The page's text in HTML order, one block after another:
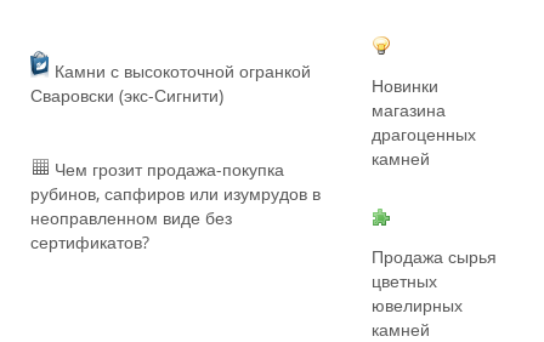
Камни с высокоточной огранкой
Сваровски (экс-Сигнити)
Чем грозит продажа-покупка
рубинов, сапфиров или изумрудов в
неоправленном виде без
сертификатов?
Новинки
магазина
драгоценных
камней
Продажа сырья
цветных
ювелирных
камней